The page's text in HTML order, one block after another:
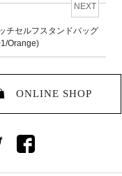
NEXT
チセルフスタンドバッグ
Orange)
ONLINE SHOP